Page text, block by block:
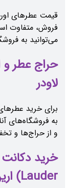
قیمت عطرهای
فروش، متفاوت
می‌توانید به
لاودر
برای خرید
به فروشگاه‌های
و از حراج‌ها و
Lauder) ارین لاودر